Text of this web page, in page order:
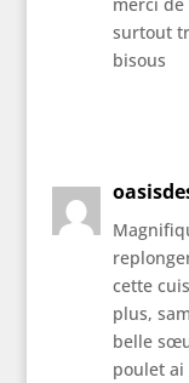
surtout
bisous
cette
plus,
belle
poulet